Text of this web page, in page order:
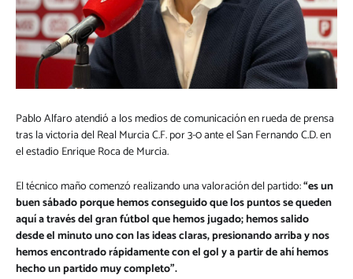
Pablo Alfaro atendió a los medios de comunicación en rueda de prensa
tras la victoria del Real Murcia C.F. por 3-0 ante el San Fernando C.D. en
el estadio Enrique Roca de Murcia.
El técnico maño comenzó realizando una valoración del partido:“es un
buen sábado porque hemos conseguido que los puntos se queden
aquí a través del gran fútbol que hemos jugado; hemos salido
desde el minuto uno con las ideas claras, presionando arriba y nos
hemos encontrado rápidamente con el gol y a partir de ahí hemos
hecho un partido muy completo”.